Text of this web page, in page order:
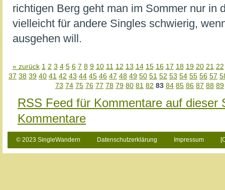
richtigen Berg geht man im Sommer nur in
vielleicht für andere Singles schwierig,
ausgehen will.
« zurück 1 2 3 4 5 6 7 8 9 10 11 12 13 14 15 16 17 18 19 20 21 22
37 38 39 40 41 42 43 44 45 46 47 48 49 50 51 52 53 54 55 56 57
73 74 75 76 77 78 79 80 81 82 83 84 85 86 87 88 89
RSS Feed für Kommentare auf dieser
Kommentare
© 2023 SingleWandern Datenschutzerklärung Impressum